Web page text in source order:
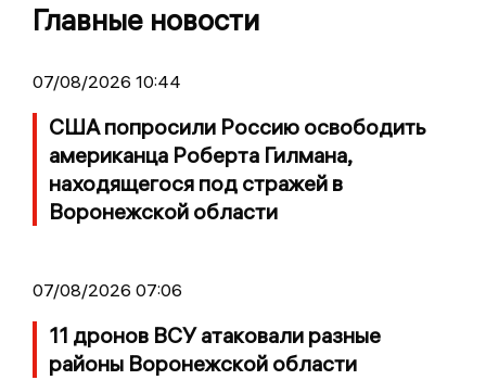
Главные новости
07/08/2026 10:44
США попросили Россию освободить
американца Роберта Гилмана,
находящегося под стражей в
Воронежской области
07/08/2026 07:06
11 дронов ВСУ атаковали разные
районы Воронежской области